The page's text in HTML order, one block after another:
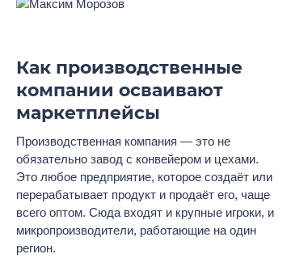
Как производственные
компании осваивают
маркетплейсы
Производственная компания — это не
обязательно завод с конвейером и цехами.
Это любое предприятие, которое создаёт или
перерабатывает продукт и продаёт его, чаще
всего оптом. Сюда входят и крупные игроки, и
микропроизводители, работающие на один
регион.